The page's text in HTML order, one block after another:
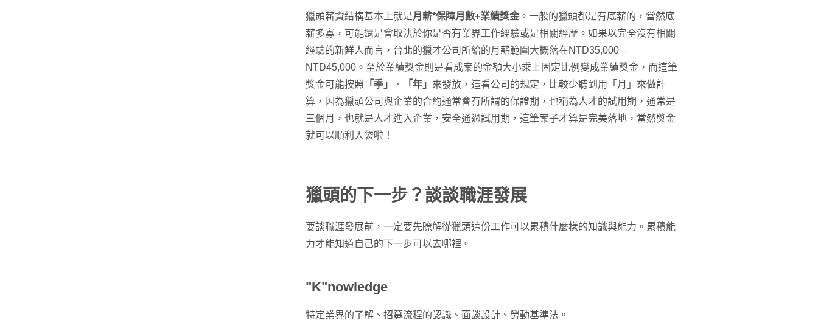
獵頭薪資結構基本上就是月薪*保障月數+業績獎金 。一般的獵頭都是有底薪的，當然底
薪多寡，可能還是會取決於你是否有業界工作經驗或是相關經歷。如果以完全沒有相關
經驗的新鮮人而言，台北的獵才公司所給的月薪範圍大概落在NTD35,000 –
NTD45,000。至於業績獎金則是看成案的金額大小乘上固定比例變成業績獎金，而這筆
獎金可能按照 「季」 、 「年」 來發放，這看公司的規定，比較少聽到用「月」來做計
算，因為獵頭公司與企業的合約通常會有所謂的保證期，也稱為人才的試用期，通常是
三個月，也就是人才進入企業，安全通過試用期，這筆案子才算是完美落地，當然獎金
就可以順利入袋啦！
獵頭的下一步？談談職涯發展
要談職涯發展前，一定要先瞭解從獵頭這份工作可以累積什麼樣的知識與能力。累積能
力才能知道自己的下一步可以去哪裡。
"K"nowledge
特定業界的了解、招募流程的認識、面談設計、勞動基準法。